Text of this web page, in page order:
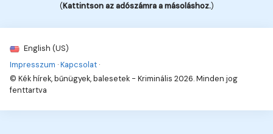
(Kattintson az adószámra a másoláshoz.)
English (US)
Impresszum ·Kapcsolat ·
© Kék hírek, bűnügyek, balesetek - Kriminális 2026. Minden jog
fenttartva